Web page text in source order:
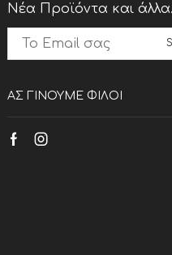
Νέα Προϊόντα και άλλα.
ΑΣ ΓΙΝΟΥΜΕ ΦΙΛΟΙ
Facebook
Instagram